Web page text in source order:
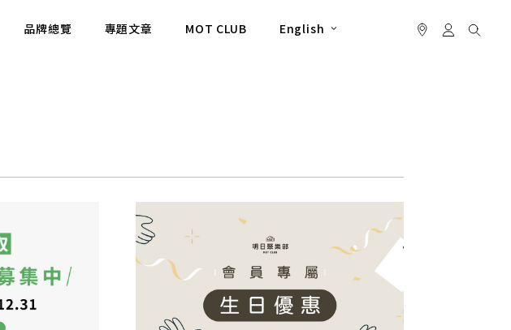
品牌總覽 專題文章 MOT CLUB English